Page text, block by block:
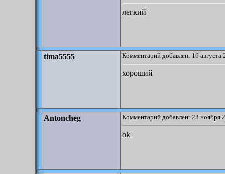
легкий
tima5555 Комментарий добавлен: 16 августа
хороший
Antoncheg Комментарий добавлен: 23 ноября
ok